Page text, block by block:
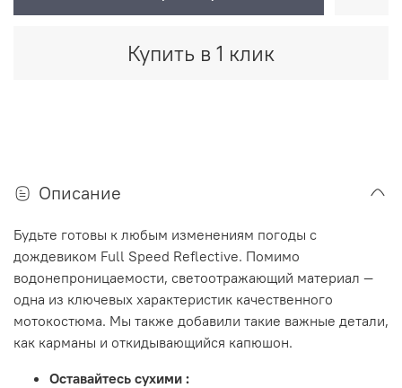
Купить в 1 клик
Описание
Будьте готовы к любым изменениям погоды с
дождевиком Full Speed ​​Reflective. Помимо
водонепроницаемости, светоотражающий материал —
одна из ключевых характеристик качественного
мотокостюма. Мы также добавили такие важные детали,
как карманы и откидывающийся капюшон.
Оставайтесь сухими :